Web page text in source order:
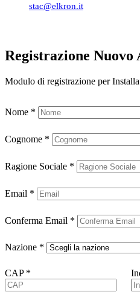
stac@elkron.it
Registrazione Nuovo
Modulo di registrazione per
Nome *
Cognome *
Ragione Sociale *
Email *
Conferma Email *
Nazione *
CAP *